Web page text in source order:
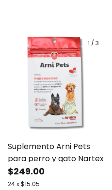
1 / 3
Suplemento Arni Pets
para perro y gato Nartex
$249.00
24x$15.05